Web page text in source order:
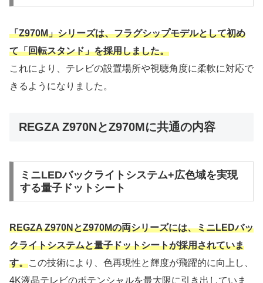
「Z970M」シリーズは、フラグシップモデルとして初め
て「回転スタンド」を採用しました。
これにより、テレビの設置場所や視聴角度に柔軟に対応で
きるようになりました。
REGZA Z970NとZ970Mに共通の内容
ミニLEDバックライトシステム+広色域を実現
する量子ドットシート
REGZA Z970NとZ970Mの両シリーズには、ミニLEDバッ
クライトシステムと量子ドットシートが採用されていま
す。この技術により、色再現性と輝度が飛躍的に向上し、
4K液晶テレビのポテンシャルを最大限に引き出していま